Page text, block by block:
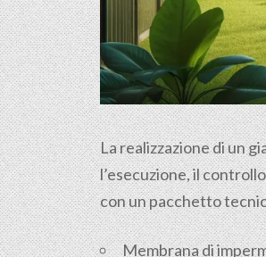
La realizzazione di un
l’esecuzione, il
con un pacchetto
Membrana di